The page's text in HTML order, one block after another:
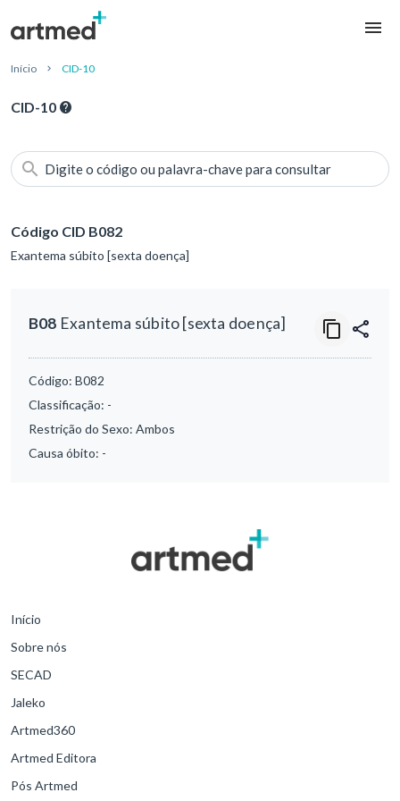
Início CID-10
CID-10
Digite o código ou palavra-chave para consultar
Código CID B082
Exantema súbito [sexta doença]
B08 Exantema súbito [sexta doença]
Código: B082
Classificação: -
Restrição do Sexo: Ambos
Causa óbito: -
Início
Sobre nós
SECAD
Jaleko
Artmed360
Artmed Editora
Pós Artmed